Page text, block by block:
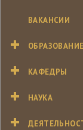
ВАКАНСИИ
ОБРАЗОВАНИЕ
КАФЕДРЫ
НАУКА